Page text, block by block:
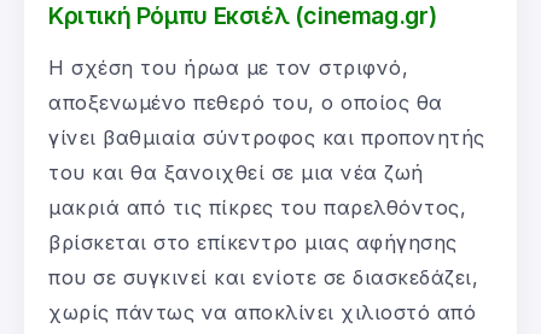
Κριτική Ρόμπυ Εκσιέλ (cinemag.gr)
Η σχέση του ήρωα με τον στριφνό,
αποξενωμένο πεθερό του, ο οποίος θα
γίνει βαθμιαία σύντροφος και προπονητής
του και θα ξανοιχθεί σε μια νέα ζωή
μακριά από τις πίκρες του παρελθόντος,
βρίσκεται στο επίκεντρο μιας αφήγησης
που σε συγκινεί και ενίοτε σε διασκεδάζει,
χωρίς πάντως να αποκλίνει χιλιοστό από